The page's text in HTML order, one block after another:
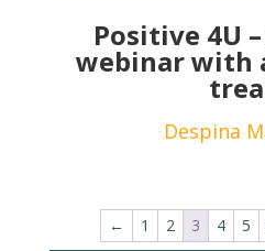
Positive 4U
webinar with
Despina
← 1 2 3 4 5